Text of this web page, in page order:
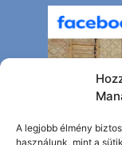
A legjobb élmény
használunk, mint a